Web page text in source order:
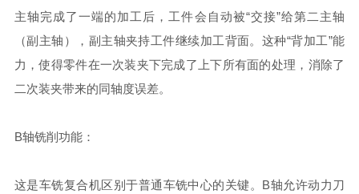
主轴完成了一端的加工后，工件会自动被“交接”给第二主轴
（副主轴），副主轴夹持工件继续加工背面。这种“背加工”能
力，使得零件在一次装夹下完成了上下所有面的处理，消除了
二次装夹带来的同轴度误差。
B轴铣削功能：
这是车铣复合机区别于普通车铣中心的关键。B轴允许动力刀